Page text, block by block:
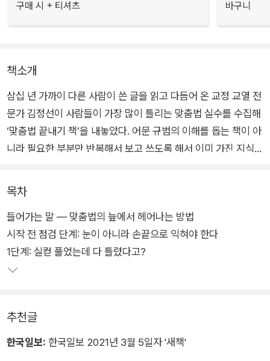
구매 시 + 티셔츠 바구니
책소개
삼십 년 가까이 다른 사람이 쓴 글을 읽고 다듬어 온 교정 교열 전
문가 김정선이 사람들이 가장 많이 틀리는 맞춤법 실수를 수집해
‘맞춤법 끝내기 책’을 내놓았다. 어문 규범의 이해를 돕는 책이 아
니라 필요한 부분만 반복해서 보고 쓰도록 해서 이미 가진 지식을
아니며, 알거나 공부하는 것만으로는 맞춤법을 끝낼 수 없다.
총 20단계로 구성된 이 책에는 저자가 직접 만든 3,000개의 예
문이 수록되어 있다. 독자는 이 예문을 문제 삼아 앞에서부터 차
근차근 풀어 나가기만 하면 된다. 공부책이자 참고서로, 문제집이
자 연습장으로 활용할 수 있는 이 책이 우리 모두를 ‘맞춤법의
목차
들어가는 말 — 맞춤법의 늪에서 헤어나는 방법
시작 전 점검 단계: 눈이 아니라 손끝으로 익혀야 한다
1단계: 실컫 풀었는데 다 틀렸다고?
추천글
한국일보: 한국일보 2021년 3월 5일자 '새책'